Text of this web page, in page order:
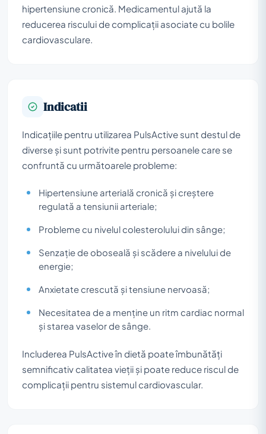
hipertensiune cronică. Medicamentul ajută la
reducerea riscului de complicații asociate cu bolile
cardiovasculare.
Indicatii
Indicațiile pentru utilizarea PulsActive sunt destul de
diverse și sunt potrivite pentru persoanele care se
confruntă cu următoarele probleme:
Hipertensiune arterială cronică și creștere
regulată a tensiunii arteriale;
Probleme cu nivelul colesterolului din sânge;
Senzație de oboseală și scădere a nivelului de
energie;
Anxietate crescută și tensiune nervoasă;
Necesitatea de a menține un ritm cardiac normal
și starea vaselor de sânge.
Includerea PulsActive în dietă poate îmbunătăți
semnificativ calitatea vieții și poate reduce riscul de
complicații pentru sistemul cardiovascular.